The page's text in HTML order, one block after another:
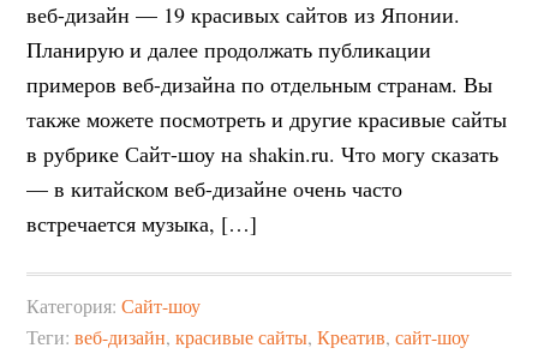
веб-дизайн — 19 красивых сайтов из Японии.
Планирую и далее продолжать публикации
примеров веб-дизайна по отдельным странам. Вы
также можете посмотреть и другие красивые сайты
в рубрике Сайт-шоу на shakin.ru. Что могу сказать
— в китайском веб-дизайне очень часто
встречается музыка, […]
Категория:Сайт-шоу
Теги:веб-дизайн,красивые сайты,Креатив,сайт-шоу